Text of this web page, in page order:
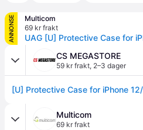
ANNONSE
Multicom
69 kr frakt
CS MEGASTORE
59 kr frakt, 2–3 dager
Multicom
69 kr frakt